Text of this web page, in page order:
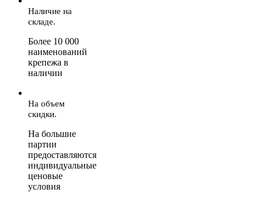
Наличие на
складе.
Более 10 000
наименований
крепежа в
наличии
На объем
скидки.
На большие
партии
предоставляются
индивидуальные
ценовые
условия